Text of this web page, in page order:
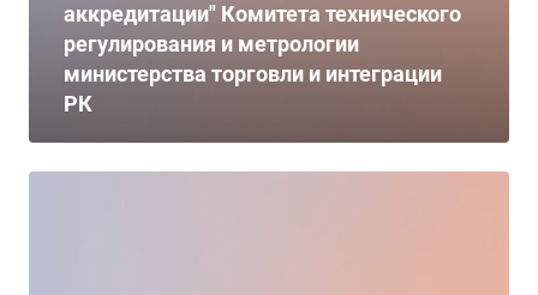
аккредитации" Комитета технического
регулирования и метрологии
министерства торговли и интеграции
РК